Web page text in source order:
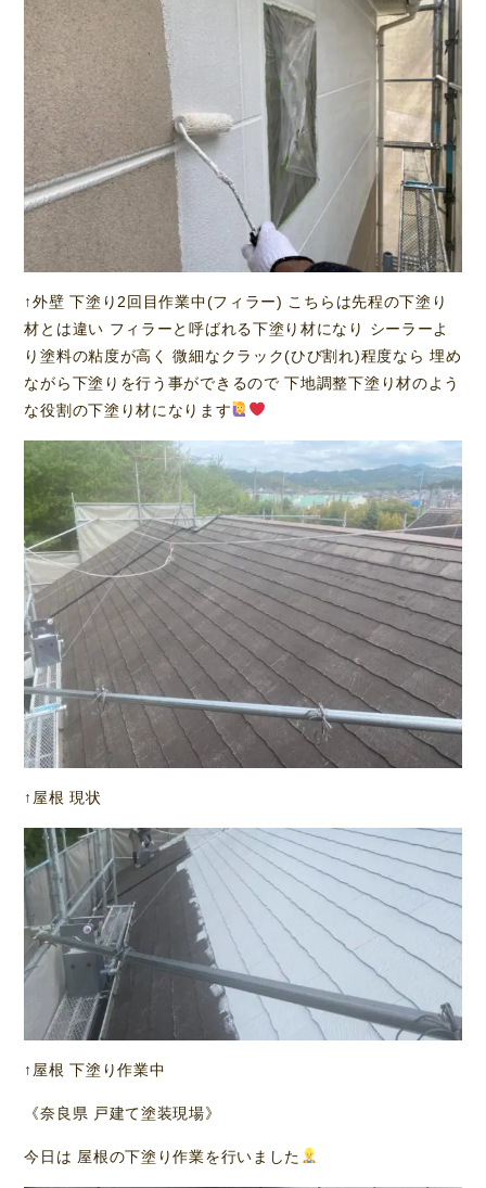
↑外壁 下塗り2回目作業中(フィラー) こちらは先程の下塗り
材とは違い フィラーと呼ばれる下塗り材になり シーラーよ
り塗料の粘度が高く 微細なクラック(ひび割れ)程度なら 埋め
ながら下塗りを行う事ができるので 下地調整下塗り材のよう
な役割の下塗り材になります
↑屋根 現状
↑屋根 下塗り作業中
《奈良県 戸建て塗装現場》
今日は 屋根の下塗り作業を行いました